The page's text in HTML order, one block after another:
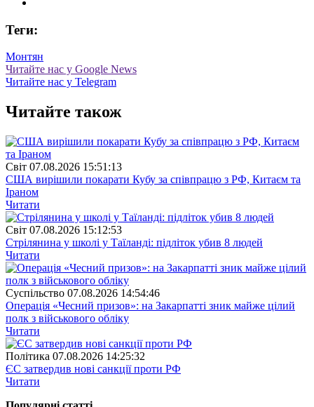
Теги:
Монтян
Читайте нас у Google News
Читайте нас у Telegram
Читайте також
Свiт 07.08.2026 15:51:13
США вирішили покарати Кубу за співпрацю з РФ, Китаєм та
Іраном
Читати
Свiт 07.08.2026 15:12:53
Стрілянина у школі у Таїланді: підліток убив 8 людей
Читати
Суспiльство 07.08.2026 14:54:46
Операція «Чесний призов»: на Закарпатті зник майже цілий
полк з військового обліку
Читати
Полiтика 07.08.2026 14:25:32
ЄС затвердив нові санкції проти РФ
Читати